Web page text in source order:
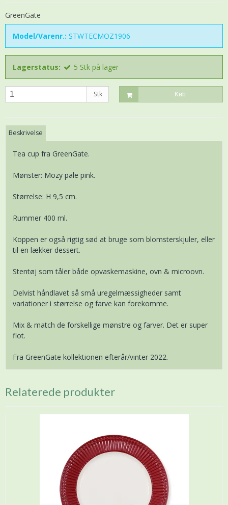
GreenGate
Model/Varenr.: STWTECMOZ1906
Lagerstatus: 5 Stk på lager
Stk Køb
Beskrivelse
Tea cup fra GreenGate.
Mønster: Mozy pale pink.
Størrelse: H 9,5 cm.
Rummer 400 ml.
Koppen er også rigtig sød at bruge som blomsterskjuler, eller
til en lækker dessert.
Stentøj som tåler både opvaskemaskine, ovn & microovn.
Delvist håndlavet så små uregelmæssigheder samt
variationer i størrelse og farve kan forekomme.
Mix & match de forskellige mønstre og farver. Det er super
flot.
Fra GreenGate kollektionen efterår/vinter 2022.
Relaterede produkter